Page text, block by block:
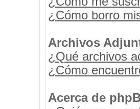
¿Cómo borro
Archivos
¿Qué archivos
¿Cómo
Acerca de